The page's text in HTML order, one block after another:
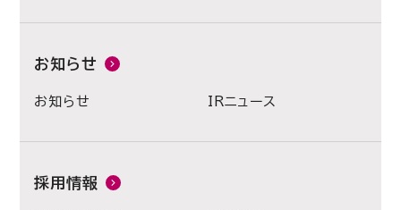
お知らせ
お知らせ IRニュース
採用情報